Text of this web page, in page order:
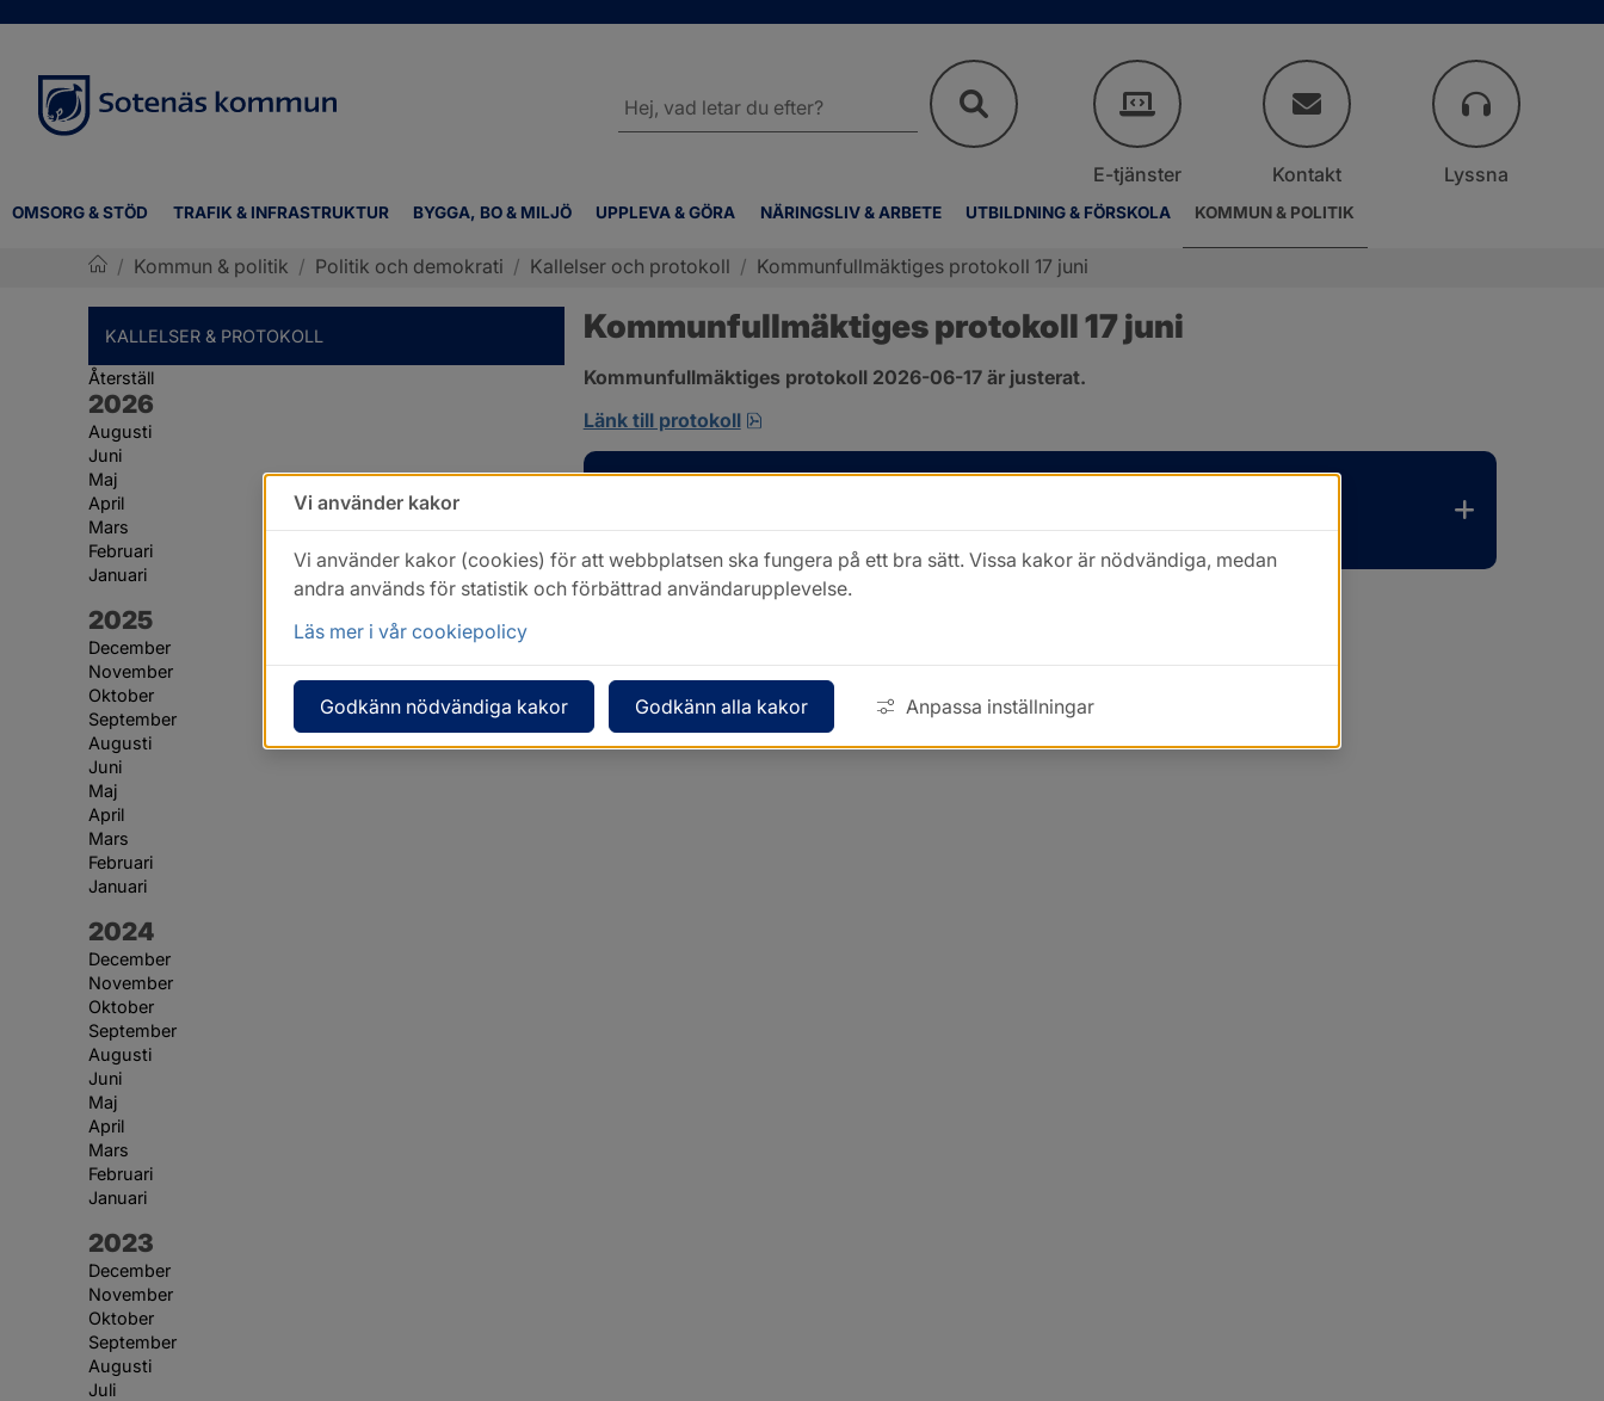
OMSORG & STÖD TRAFIK & INFRASTRUKTUR BYGGA, BO & MILJÖ UPPLEVA & GÖRA NÄRINGSLIV & ARBETE UTBILDNING & FÖRSKOLA KOMMUN & POLITIK
webbplatsen
E-tjänster Kontakt Lyssna
/ Kommun & politik / Politik och demokrati / Kallelser och protokoll / Kommunfullmäktiges protokoll 17 juni
KALLELSER & PROTOKOLL
Återställ
År:
2026
Augusti
Juni
Maj
April
Mars
Februari
Januari
År:
2025
December
November
Oktober
September
Augusti
Juni
Maj
April
Mars
Februari
Januari
År:
2024
December
November
Oktober
September
Augusti
Juni
Maj
April
Mars
Februari
Januari
År:
2023
December
November
Oktober
September
Augusti
Juli
Kommunfullmäktiges protokoll 17 juni
Kommunfullmäktiges protokoll 2026-06-17 är justerat.
Länk till protokoll
pdf, 1 MB, öppnas i nytt fönster.
Vi använder kakor
Vi använder kakor (cookies) för att webbplatsen ska fungera på ett bra sätt. Vissa kakor är nödvändiga, medan
andra används för statistik och förbättrad användarupplevelse.
Läs mer i vår cookiepolicy
Godkänn nödvändiga kakor Godkänn alla kakor Anpassa inställningar